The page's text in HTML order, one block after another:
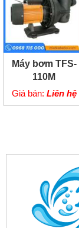
Máy bơm TFS-
110M
Giá bán: Liên hệ